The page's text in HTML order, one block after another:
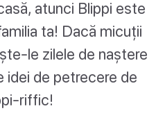
atunci Blippi este
ta! Dacă micuții
le zilele de naștere
idei de petrecere de
riffic!